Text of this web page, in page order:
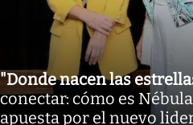
"Donde nacen las
conectar: cómo es
apuesta por el nuevo